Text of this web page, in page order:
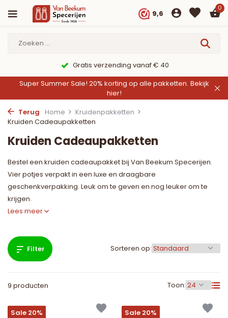
9,6
0
9,6/10 Webwinkelkeur ✔
Super Summer Sale! 20% korting op alle pakketten. Bekijk
hier!
Terug
Home
Kruidenpakketten
Kruiden Cadeaupakketten
Kruiden Cadeaupakketten
Bestel een kruiden cadeaupakket bij Van Beekum Specerijen.
Vier potjes verpakt in een luxe en draagbare
geschenkverpakking. Leuk om te geven en nog leuker om te
krijgen.
Lees meer
Filter
9 producten Toon:
Sorteren op:
Sale 20% Sale 20%